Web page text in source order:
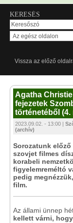
KERESÉS
Vissza az előző
Agatha
fejezetek
történetéből (4.
2023.09.02. - 13:00 |
(archív)
Sorozatunk
szovjet filmes
korabeli
figyelemreméltó
pedig
film.
Az állami ünnep
kellett várni,